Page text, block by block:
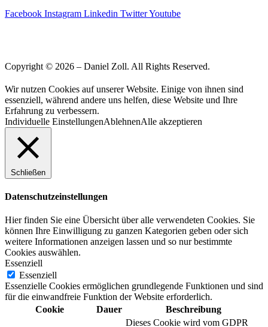
Facebook Instagram Linkedin TwitterYoutube
Copyright © 2026 – Daniel Zoll. All Rights Reserved.
Wir nutzen Cookies auf unserer Website. Einige von ihnen sind
essenziell, während andere uns helfen, diese Website und Ihre
Erfahrung zu verbessern.
Individuelle EinstellungenAblehnenAlle akzeptieren
Schließen
Datenschutzeinstellungen
Hier finden Sie eine Übersicht über alle verwendeten Cookies. Sie
können Ihre Einwilligung zu ganzen Kategorien geben oder sich
weitere Informationen anzeigen lassen und so nur bestimmte
Cookies auswählen.
Essenziell
Essenziell
Essenzielle Cookies ermöglichen grundlegende Funktionen und sind
für die einwandfreie Funktion der Website erforderlich.
Cookie
Dauer
Beschreibung
Dieses Cookie wird vom GDPR